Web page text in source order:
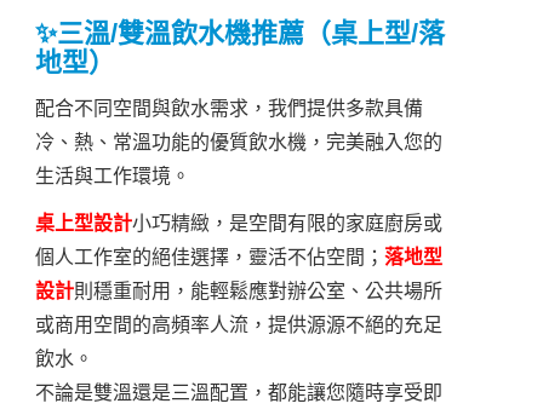
✨三溫/雙溫飲水機推薦（桌上型/落
地型）
配合不同空間與飲水需求，我們提供多款具備
冷、熱、常溫功能的優質飲水機，完美融入您的
生活與工作環境。
桌上型設計小巧精緻，是空間有限的家庭廚房或
個人工作室的絕佳選擇，靈活不佔空間； 落地型
設計則穩重耐用，能輕鬆應對辦公室、公共場所
或商用空間的高頻率人流，提供源源不絕的充足
飲水。
不論是雙溫還是三溫配置，都能讓您隨時享受即